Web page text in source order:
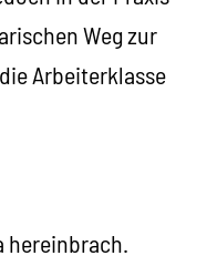
Weg zur
Arbeiterklasse
hereinbrach.